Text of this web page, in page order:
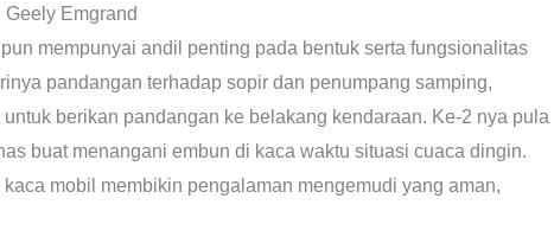
Emgrand
mempunyai andil penting pada bentuk serta fungsionalitas
pandangan terhadap sopir dan penumpang samping,
untuk berikan pandangan ke belakang kendaraan. Ke-2 nya pula
buat menangani embun di kaca waktu situasi cuaca dingin.
mobil membikin pengalaman mengemudi yang aman,